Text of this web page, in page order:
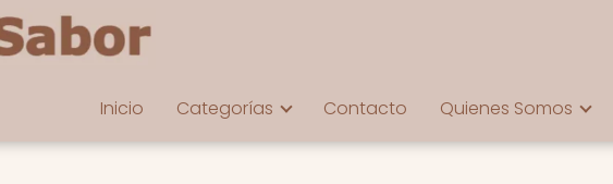
Inicio Categorías Contacto Quienes Somos